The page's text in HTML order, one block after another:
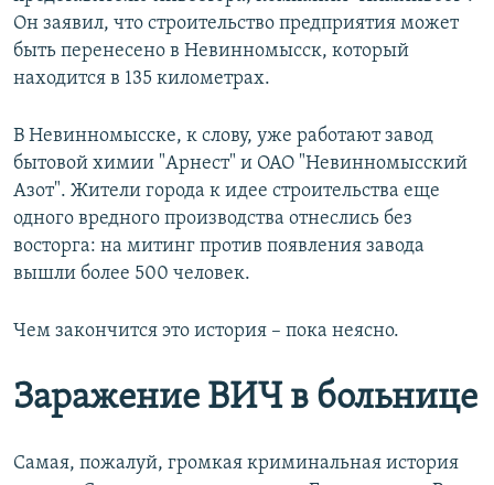
Он заявил, что строительство предприятия может
быть перенесено в Невинномысск, который
находится в 135 километрах.
В Невинномысске, к слову, уже работают завод
бытовой химии "Арнест" и ОАО "Невинномысский
Азот". Жители города к идее строительства еще
одного вредного производства отнеслись без
восторга: на митинг против появления завода
вышли более 500 человек.
Чем закончится это история – пока неясно.
Заражение ВИЧ в больнице
Самая, пожалуй, громкая криминальная история